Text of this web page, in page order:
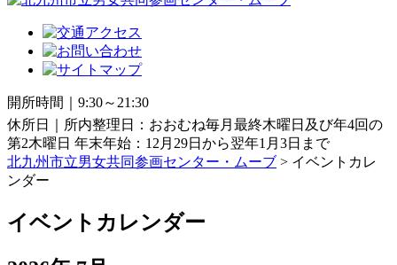
開所時間｜9:30～21:30
休所日｜所内整理日：おおむね毎月最終木曜日及び年4回の
第2木曜日 年末年始：12月29日から翌年1月3日まで
北九州市立男女共同参画センター・ムーブ > イベントカレ
ンダー
イベントカレンダー